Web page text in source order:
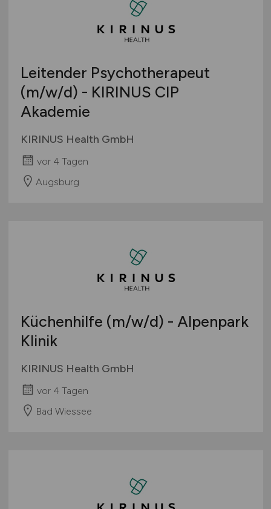
Leitender Psychotherapeut
(m/w/d) - KIRINUS CIP
Akademie
KIRINUS Health GmbH
vor 4 Tagen
Augsburg
Küchenhilfe (m/w/d) - Alpenpark
Klinik
KIRINUS Health GmbH
vor 4 Tagen
Bad Wiessee